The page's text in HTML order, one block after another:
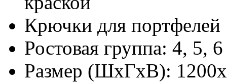
Крючки для портфелей
Ростовая группа: 4, 5, 6
Размер (ШхГхВ):